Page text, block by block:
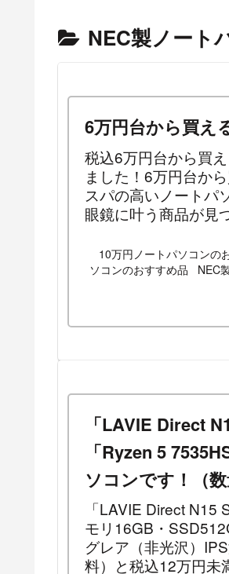
NEC製ノート
6万円台から買え
税込6万円台から買
ました！6万円台か
スパの高いノートパ
眼鏡に叶う商品が見
10万円ノートパソコンの
ソコンのおすすめ品
NEC
「LAVIE Direct
「Ryzen 5
ソコンです！（数
「LAVIE Direct
モリ16GB・
グレア（非光沢）
料）と税込12万円未